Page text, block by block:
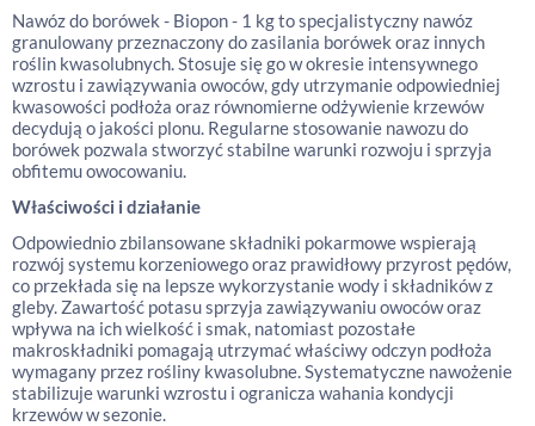
Nawóz do borówek - Biopon - 1 kg to specjalistyczny nawóz
granulowany przeznaczony do zasilania borówek oraz innych
roślin kwasolubnych. Stosuje się go w okresie intensywnego
wzrostu i zawiązywania owoców, gdy utrzymanie odpowiedniej
kwasowości podłoża oraz równomierne odżywienie krzewów
decydują o jakości plonu. Regularne stosowanie nawozu do
borówek pozwala stworzyć stabilne warunki rozwoju i sprzyja
obfitemu owocowaniu.
Właściwości i działanie
Odpowiednio zbilansowane składniki pokarmowe wspierają
rozwój systemu korzeniowego oraz prawidłowy przyrost pędów,
co przekłada się na lepsze wykorzystanie wody i składników z
gleby. Zawartość potasu sprzyja zawiązywaniu owoców oraz
wpływa na ich wielkość i smak, natomiast pozostałe
makroskładniki pomagają utrzymać właściwy odczyn podłoża
wymagany przez rośliny kwasolubne. Systematyczne nawożenie
stabilizuje warunki wzrostu i ogranicza wahania kondycji
krzewów w sezonie.